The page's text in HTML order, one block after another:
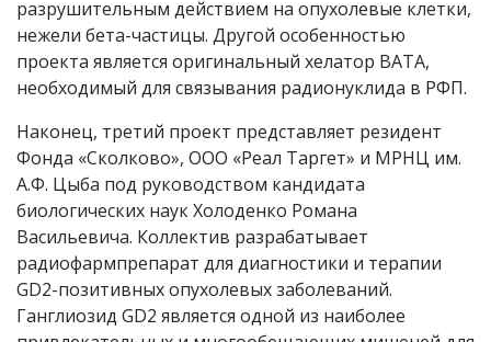
разрушительным действием на опухолевые клетки,
нежели бета-частицы. Другой особенностью
проекта является оригинальный хелатор BATA,
необходимый для связывания радионуклида в РФП.
Наконец, третий проект представляет резидент
Фонда «Сколково», ООО «Реал Таргет» и МРНЦ им.
А.Ф. Цыба под руководством кандидата
биологических наук Холоденко Романа
Васильевича. Коллектив разрабатывает
радиофармпрепарат для диагностики и терапии
GD2-позитивных опухолевых заболеваний.
Ганглиозид GD2 является одной из наиболее